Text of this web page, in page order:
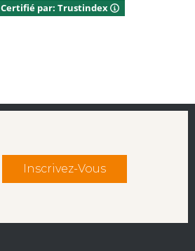
Certifié par: Trustindex
Inscrivez-Vous